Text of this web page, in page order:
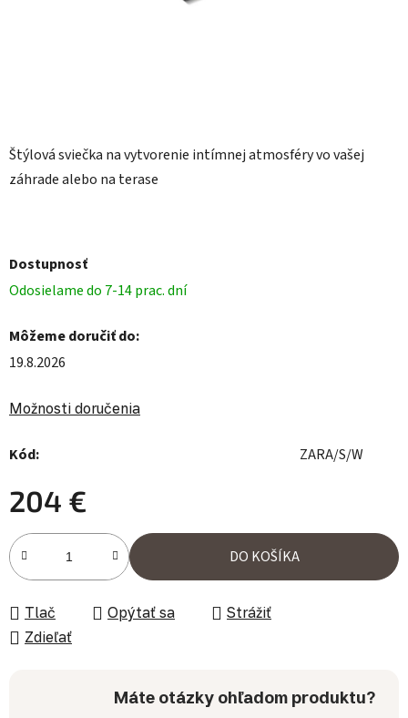
Štýlová sviečka na vytvorenie intímnej atmosféry vo vašej
záhrade alebo na terase
Dostupnosť
Odosielame do 7-14 prac. dní
Môžeme doručiť do:
19.8.2026
Možnosti doručenia
Kód: ZARA/S/W
204 €
Jednotková cena:
DO KOŠÍKA
Tlač Opýtať sa
Strážiť
Zdieľať
Máte otázky ohľadom produktu?